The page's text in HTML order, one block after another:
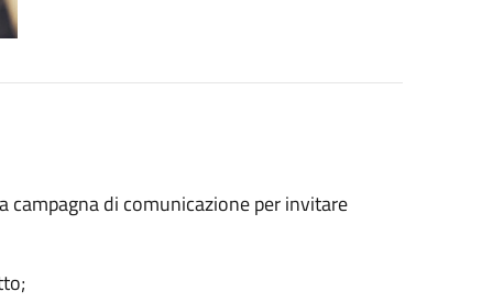
campagna di comunicazione per invitare